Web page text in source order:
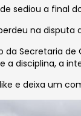
sediou a final
na
da Secretaria
disciplina, a
e deixa um